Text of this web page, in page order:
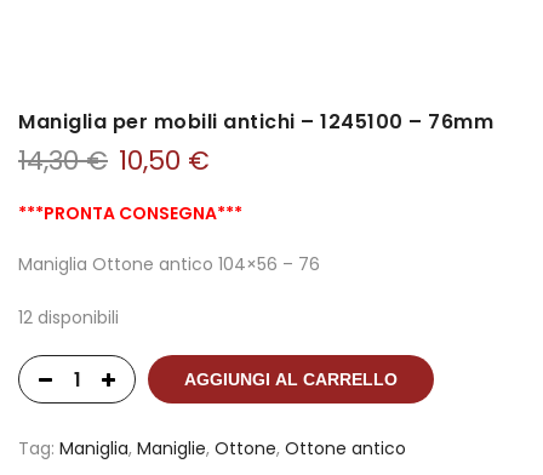
Maniglia per mobili antichi – 1245100 – 76mm
14,30€ 10,50 €
***PRONTA CONSEGNA***
Maniglia Ottone antico 104×56 – 76
12 disponibili
AGGIUNGI AL CARRELLO
Tag: Maniglia, Maniglie, Ottone, Ottone antico